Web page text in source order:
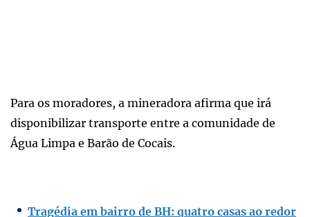
Para os moradores, a mineradora afirma que irá
disponibilizar transporte entre a comunidade de
Água Limpa e Barão de Cocais.
Tragédia em bairro de BH: quatro casas ao redor